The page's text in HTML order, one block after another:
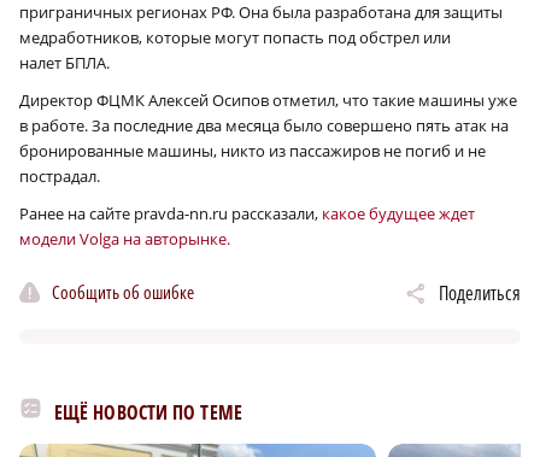
приграничных регионах РФ. Она была разработана для защиты
медработников, которые могут попасть под обстрел или
налет БПЛА.
Директор ФЦМК Алексей Осипов отметил, что такие машины уже
в работе. За последние два месяца было совершено пять атак на
бронированные машины, никто из пассажиров не погиб и не
пострадал.
Ранее на сайте pravda-nn.ru рассказали, какое будущее ждет
модели Volga на авторынке.
Сообщить об ошибке Поделиться
ЕЩЁ НОВОСТИ ПО ТЕМЕ